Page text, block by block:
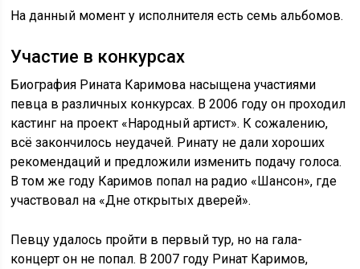
На данный момент у исполнителя есть семь альбомов.
Участие в конкурсах
Биография Рината Каримова насыщена участиями
певца в различных конкурсах. В 2006 году он проходил
кастинг на проект «Народный артист». К сожалению,
всё закончилось неудачей. Ринату не дали хороших
рекомендаций и предложили изменить подачу голоса.
В том же году Каримов попал на радио «Шансон», где
участвовал на «Дне открытых дверей».
Певцу удалось пройти в первый тур, но на гала-
концерт он не попал. В 2007 году Ринат Каримов,